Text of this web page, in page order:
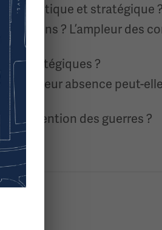
tactique et stratégique ?
? L’ampleur des
stratégiques ?
leur absence peut-
prévention des guerres ?